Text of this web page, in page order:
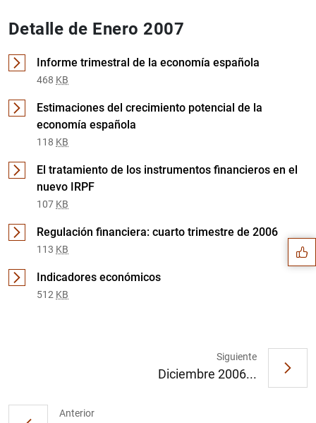
Detalle de Enero 2007
Informe trimestral de la economía española
468 KB
Estimaciones del crecimiento potencial de la
economía española
118 KB
El tratamiento de los instrumentos financieros en el
nuevo IRPF
107 KB
Regulación financiera: cuarto trimestre de 2006
113 KB
Indicadores económicos
512 KB
Anterior
Siguiente
Diciembre 2006...
Sugerencias